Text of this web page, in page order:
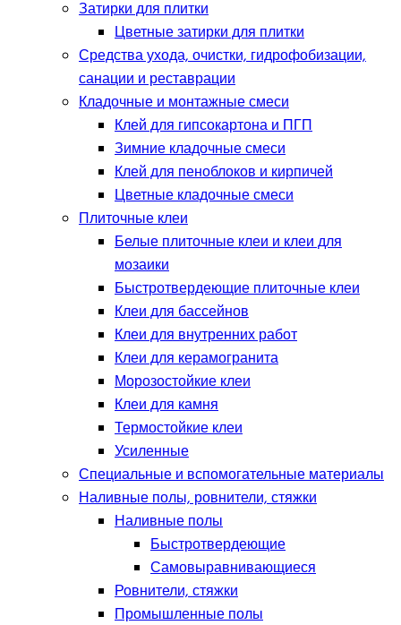
Затирки для плитки
Цветные затирки для плитки
Средства ухода, очистки, гидрофобизации,
санации и реставрации
Кладочные и монтажные смеси
Клей для гипсокартона и ПГП
Зимние кладочные смеси
Клей для пеноблоков и кирпичей
Цветные кладочные смеси
Плиточные клеи
Белые плиточные клеи и клеи для
мозаики
Быстротвердеющие плиточные клеи
Клеи для бассейнов
Клеи для внутренних работ
Клеи для керамогранита
Морозостойкие клеи
Клеи для камня
Термостойкие клеи
Усиленные
Специальные и вспомогательные материалы
Наливные полы, ровнители, стяжки
Наливные полы
Быстротвердеющие
Самовыравнивающиеся
Ровнители, стяжки
Промышленные полы